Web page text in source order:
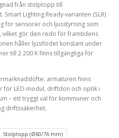
från stolptopp till
Lighting Ready-varianten (SLR)
för sensorer och ljusstyrning som
vilket gör den redo för framtidens
håller ljusflödet konstant under
till 2 200 K finns tillgängliga för
armaturen finns
för LED-modul, driftdon och optik i
– ett tryggt val för kommuner och
driftssäkerhet.
Stolptopp (Ø60/76 mm)